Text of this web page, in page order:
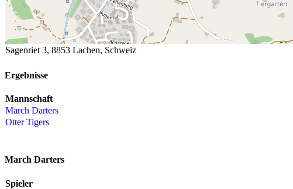
Sagenriet 3, 8853 Lachen, Schweiz
Ergebnisse
Mannschaft
March Darters
Otter Tigers
March Darters
Spieler